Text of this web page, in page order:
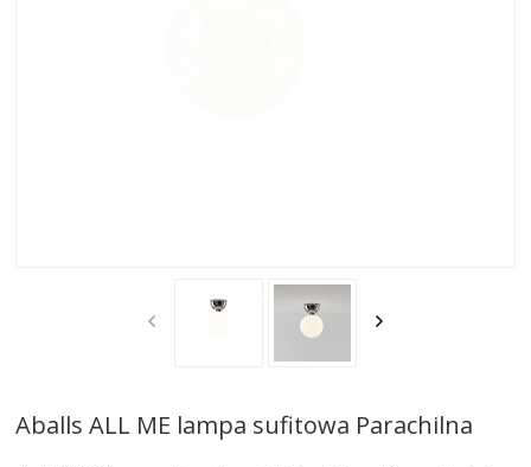
Aballs ALL ME lampa sufitowa Parachilna